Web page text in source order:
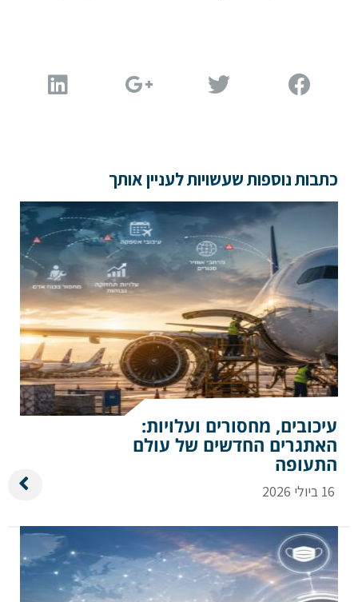
כתבות נוספות שעשויות לעניין אותך
עיכובים, מחסורים ועלויות:
האתגרים החדשים של עולם
התעופה
16 ביולי 2026
שלח הודעה